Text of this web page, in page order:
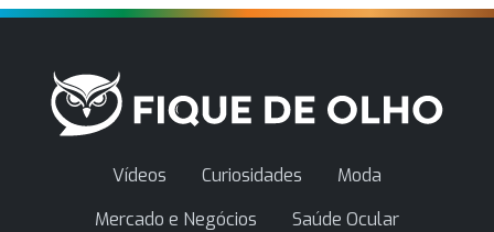
Vídeos Curiosidades
Moda
Mercado e Negócios
Saúde Ocular